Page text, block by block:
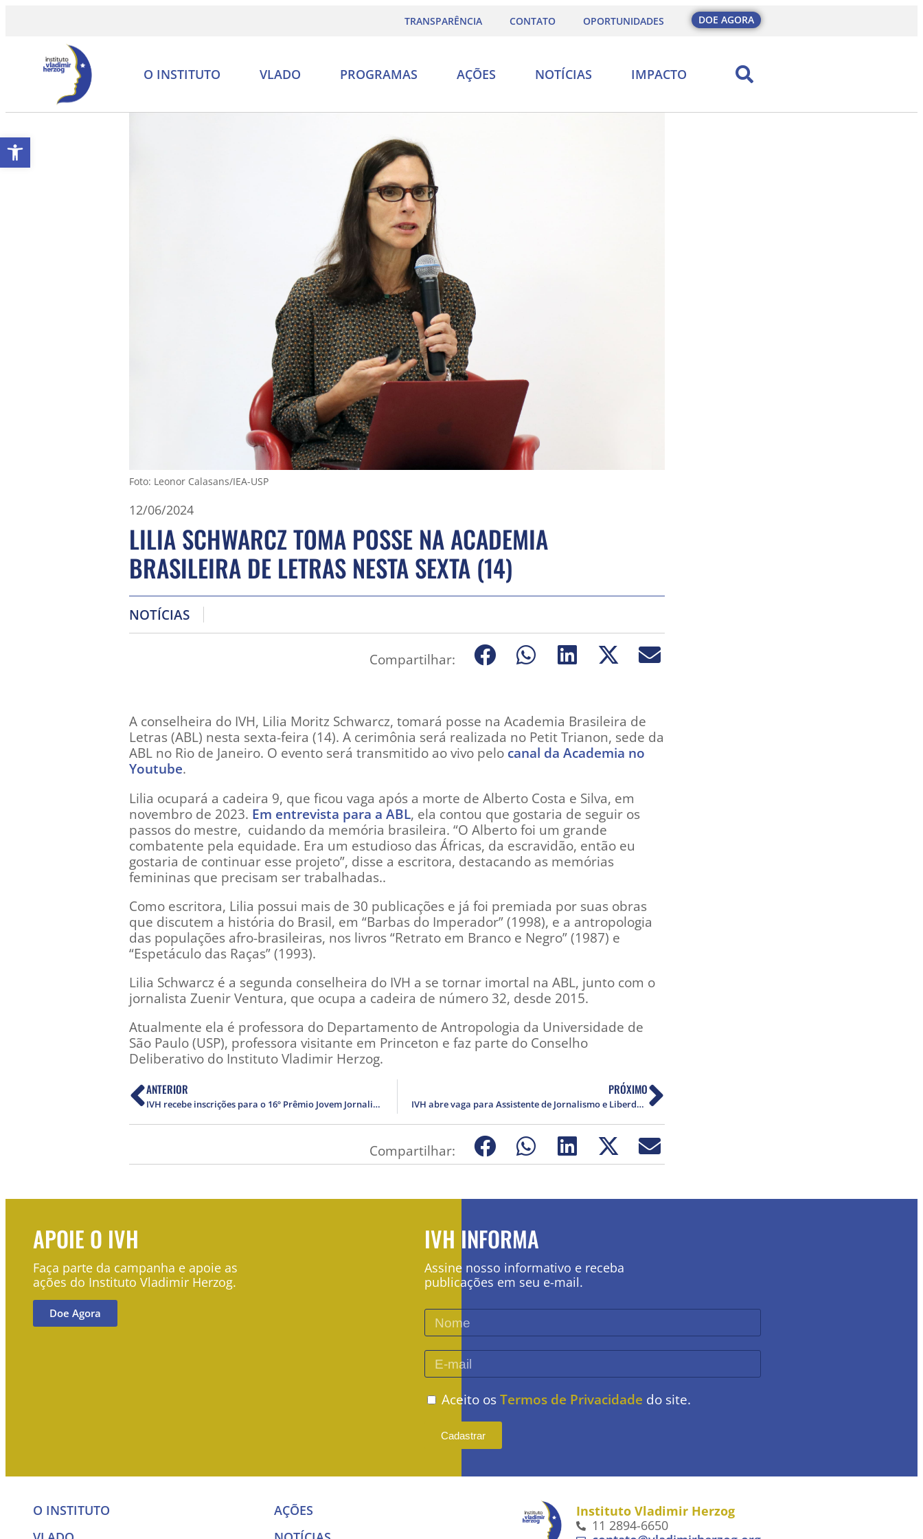
Abrir a barra de ferramentas
TRANSPARÊNCIA CONTATO OPORTUNIDADES DOE AGORA
O INSTITUTO VLADO PROGRAMAS AÇÕES NOTÍCIAS IMPACTO
Foto: Leonor Calasans/IEA-USP
12/06/2024
LILIA SCHWARCZ TOMA POSSE NA ACADEMIA
BRASILEIRA DE LETRAS NESTA SEXTA (14)
NOTÍCIAS
Compartilhar:
A conselheira do IVH, Lilia Moritz Schwarcz, tomará posse na Academia Brasileira de
Letras (ABL) nesta sexta-feira (14). A cerimônia será realizada no Petit Trianon, sede da
ABL no Rio de Janeiro. O evento será transmitido ao vivo pelo canal da Academia no
Youtube.
Lilia ocupará a cadeira 9, que ficou vaga após a morte de Alberto Costa e Silva, em
novembro de 2023. Em entrevista para a ABL, ela contou que gostaria de seguir os
passos do mestre, cuidando da memória brasileira. “O Alberto foi um grande
combatente pela equidade. Era um estudioso das Áfricas, da escravidão, então eu
gostaria de continuar esse projeto”, disse a escritora, destacando as memórias
femininas que precisam ser trabalhadas..
Como escritora, Lilia possui mais de 30 publicações e já foi premiada por suas obras
que discutem a história do Brasil, em “Barbas do Imperador” (1998), e a antropologia
das populações afro-brasileiras, nos livros “Retrato em Branco e Negro” (1987) e
“Espetáculo das Raças” (1993).
Lilia Schwarcz é a segunda conselheira do IVH a se tornar imortal na ABL, junto com o
jornalista Zuenir Ventura, que ocupa a cadeira de número 32, desde 2015.
Atualmente ela é professora do Departamento de Antropologia da Universidade de
São Paulo (USP), professora visitante em Princeton e faz parte do Conselho
Deliberativo do Instituto Vladimir Herzog.
ANTERIOR
IVH recebe inscrições para o 16º Prêmio Jovem Jornalista Fernando Pacheco Jordão até 14 de julho
PRÓXIMO
IVH abre vaga para Assistente de Jornalismo e Liberdade de Expressão
Compartilhar:
APOIE O IVH
Faça parte da campanha e apoie as
ações do Instituto Vladimir Herzog.
Doe Agora
IVH INFORMA
Assine nosso informativo e receba
publicações em seu e-mail.
Aceito osTermos de Privacidade do site.
Cadastrar
O INSTITUTO
AÇÕES
Instituto Vladimir Herzog
11 2894-6650